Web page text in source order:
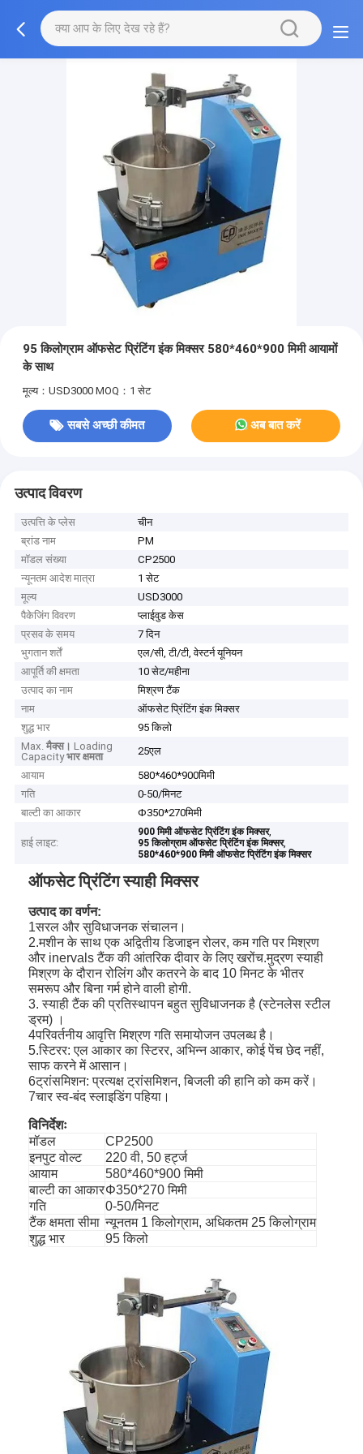
95 किलोग्राम ऑफसेट प्रिंटिंग इंक मिक्सर 580*460*900 मिमी आयामों
के साथ
मूल्य：USD3000 MOQ：1 सेट
सबसे अच्छी कीमत अब बात करें
उत्पाद विवरण
उत्पत्ति के प्लेस
चीन
ब्रांड नाम
PM
मॉडल संख्या
CP2500
न्यूनतम आदेश मात्रा
1 सेट
मूल्य
USD3000
पैकेजिंग विवरण
प्लाईवुड केस
प्रसव के समय
7 दिन
भुगतान शर्तें
एल/सी, टी/टी, वेस्टर्न यूनियन
आपूर्ति की क्षमता
10 सेट/महीना
उत्पाद का नाम
मिश्रण टैंक
नाम
ऑफसेट प्रिंटिंग इंक मिक्सर
शुद्ध भार
95 किलो
Max. मैक्स। Loading
Capacity भार क्षमता
25एल
आयाम
580*460*900मिमी
गति
0-50/मिनट
बाल्टी का आकार
Φ350*270मिमी
हाई लाइट:
900 मिमी ऑफसेट प्रिंटिंग इंक मिक्सर,
95 किलोग्राम ऑफसेट प्रिंटिंग इंक मिक्सर,
580*460*900 मिमी ऑफसेट प्रिंटिंग इंक मिक्सर
ऑफसेट प्रिंटिंग स्याही मिक्सर
उत्पाद का वर्णन:
1सरल और सुविधाजनक संचालन।
2.मशीन के साथ एक अद्वितीय डिजाइन रोलर, कम गति पर मिश्रण
और inervals टैंक की आंतरिक दीवार के लिए खरोंच.मुद्रण स्याही
मिश्रण के दौरान रोलिंग और कतरने के बाद 10 मिनट के भीतर
समरूप और बिना गर्म होने वाली होगी.
3. स्याही टैंक की प्रतिस्थापन बहुत सुविधाजनक है (स्टेनलेस स्टील
ड्रम) ।
4परिवर्तनीय आवृत्ति मिश्रण गति समायोजन उपलब्ध है।
5.स्टिरर: एल आकार का स्टिरर, अभिन्न आकार, कोई पेंच छेद नहीं,
साफ करने में आसान।
6ट्रांसमिशन: प्रत्यक्ष ट्रांसमिशन, बिजली की हानि को कम करें।
7चार स्व-बंद स्लाइडिंग पहिया।
विनिर्देशः
मॉडल
CP2500
इनपुट वोल्ट
220 वी, 50 हर्ट्ज
आयाम
580*460*900 मिमी
बाल्टी का आकारΦ350*270 मिमी
गति
0-50/मिनट
टैंक क्षमता सीमा न्यूनतम 1 किलोग्राम, अधिकतम 25 किलोग्राम
शुद्ध भार
95 किलो